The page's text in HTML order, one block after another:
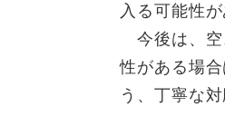
入る可能性
今後は、空
性がある場
う、丁寧な